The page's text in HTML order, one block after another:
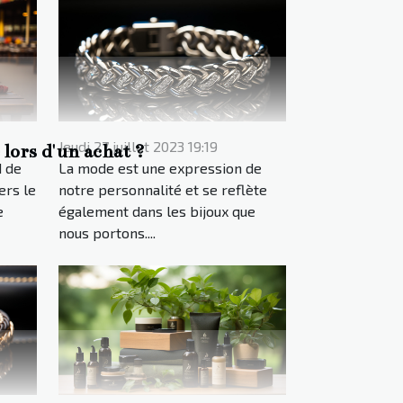
de
le
Jeudi 27 juillet 2023 19:19
La mode est une expression de
notre personnalité et se reflète
également dans les bijoux que
nous portons....
lors d'un achat ?